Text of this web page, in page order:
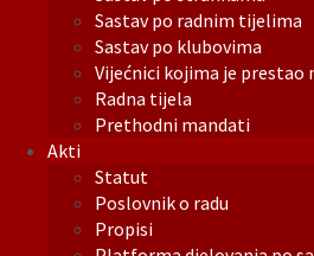
Sastav po radnim tijelima
Sastav po klubovima
Vijećnici kojima je prestao
Radna tijela
Prethodni mandati
Akti
Statut
Poslovnik o radu
Propisi